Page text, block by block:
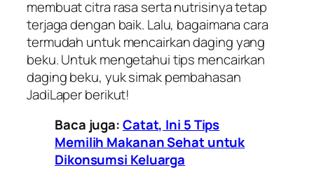
membuat citra rasa serta nutrisinya tetap
terjaga dengan baik. Lalu, bagaimana cara
termudah untuk mencairkan daging yang
beku. Untuk mengetahui tips mencairkan
daging beku, yuk simak pembahasan
JadiLaper berikut!
Baca juga:Catat, Ini 5 Tips
Memilih Makanan Sehat untuk
Dikonsumsi Keluarga